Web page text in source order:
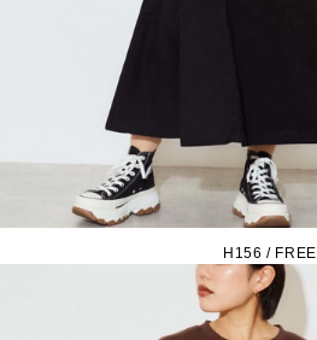
H156 / FREE